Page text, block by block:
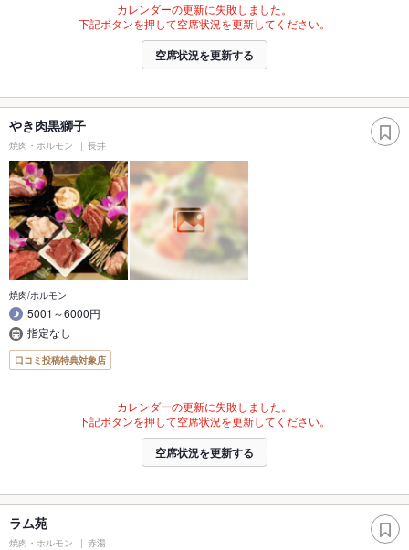
カレンダーの更新に失敗しました。
下記ボタンを押して空席状況を更新してください。
空席状況を更新する
やき肉黒獅子
焼肉・ホルモン 長井
焼肉/ホルモン
5001～6000円
指定なし
口コミ投稿特典対象店
カレンダーの更新に失敗しました。
下記ボタンを押して空席状況を更新してください。
空席状況を更新する
ラム苑
焼肉・ホルモン 赤湯